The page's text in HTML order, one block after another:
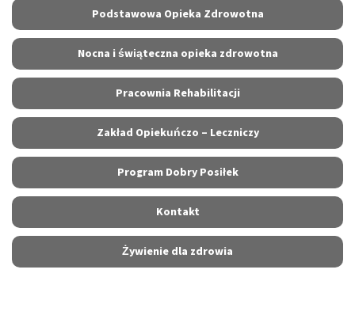
Podstawowa Opieka Zdrowotna
Nocna i świąteczna opieka zdrowotna
Pracownia Rehabilitacji
Zakład Opiekuńczo – Leczniczy
Program Dobry Posiłek
Kontakt
Żywienie dla zdrowia